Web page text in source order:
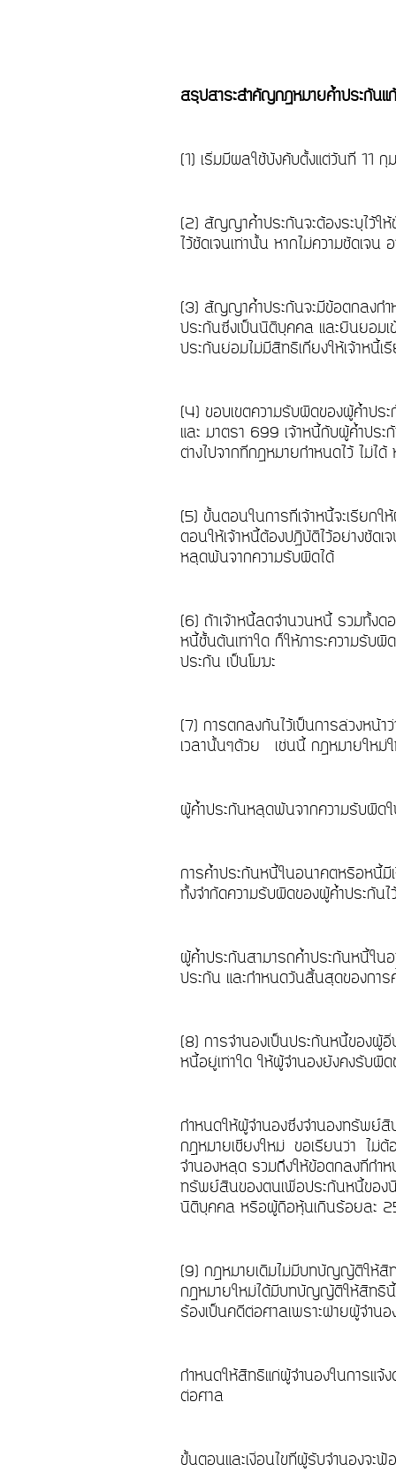
สรุปสาระสำคัญกฎหมายค้ำประกัน
(1) เริ่มมีผลใช้บังคับตั้งแต่วันที่ 11
(2) สัญญาค้ำประกันจะต้องระบุไว้ให้
ไว้ชัดเจนเท่านั้น หากไม่ความชัดเจ
(3) สัญญาค้ำประกันจะมีข้อตกลงก
ประกันซึ่งเป็นนิติบุคคล และยินยอ
ประกันย่อมไม่มีสิทธิเกี่ยงให้เจ้าห
(4) ขอบเขตความรับผิดของผู้ค้ำป
และ มาตรา 699 เจ้าหนี้กับผู้ค้ำปร
ต่างไปจากที่กฎหมายกำหนดไว้ ไม่ได้
(5) ขั้นตอนในการที่เจ้าหนี้จะเรียกใ
ตอนให้เจ้าหนี้ต้องปฏิบัติไว้อย่างชัด
หลุดพ้นจากความรับผิดได้
(6) ถ้าเจ้าหนี้ลดจำนวนหนี้ รวมทั้ง
หนี้ชั้นต้นเท่าใด ก็ให้ภาระความรับผิ
ประกัน เป็นโมฆะ
(7) การตกลงกันไว้เป็นการล่วงหน้
เวลานั้นๆด้วย
เช่นนี้ กฎหมายใหม่
ผู้ค้ำประกันหลุดพ้นจากความรับผิด
การค้ำประกันหนี้ในอนาคตหรือหนี้มี
ทั้งจำกัดความรับผิดของผู้ค้ำประกัน
ผู้ค้ำประกันสามารถค้ำประกันหนี้ใน
ประกัน และกำหนดวันสิ้นสุดของการ
(8) การจำนองเป็นประกันหนี้ของผู้
หนี้อยู่เท่าใด ให้ผู้จำนองยังคงรับผิ
กำหนดให้ผู้จำนองซึ่งจำนองทรัพย์สิ
กฎหมายเชียงใหม่ ขอเรียนว่า ไม่
จำนองหลุด รวมถึงให้ข้อตกลงที่กำ
ทรัพย์สินของตนเพื่อประกันหนี้ของ
นิติบุคคล หรือผู้ถือหุ้นเกินร้อยละ
(9) กฎหมายเดิมไม่มีบทบัญญัติให้สิท
กฎหมายใหม่ได้มีบทบัญญัติให้สิทธินี้
ร้องเป็นคดีต่อศาลเพราะฝ่ายผู้จำนอ
กำหนดให้สิทธิแก่ผู้จำนองในการแ
ต่อศาล
ขั้นตอนและเงื่อนไขที่ผู้รับจำนองจะ